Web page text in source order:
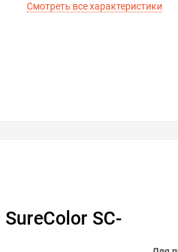
Смотреть все характеристики
SC-